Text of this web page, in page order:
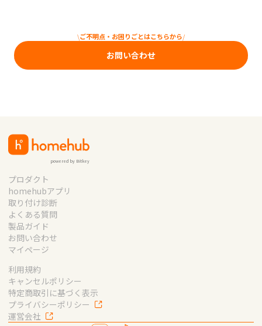
\ご不明点・お困りごとはこちらから/
お問い合わせ
powered by Bitkey
プロダクト
homehubアプリ
取り付け診断
よくある質問
製品ガイド
お問い合わせ
マイページ
利用規約
キャンセルポリシー
特定商取引に基づく表示
プライバシーポリシー
運営会社